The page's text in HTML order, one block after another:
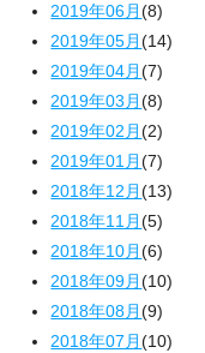
2019年06月(8)
2019年05月(14)
2019年04月(7)
2019年03月(8)
2019年02月(2)
2019年01月(7)
2018年12月(13)
2018年11月(5)
2018年10月(6)
2018年09月(10)
2018年08月(9)
2018年07月(10)